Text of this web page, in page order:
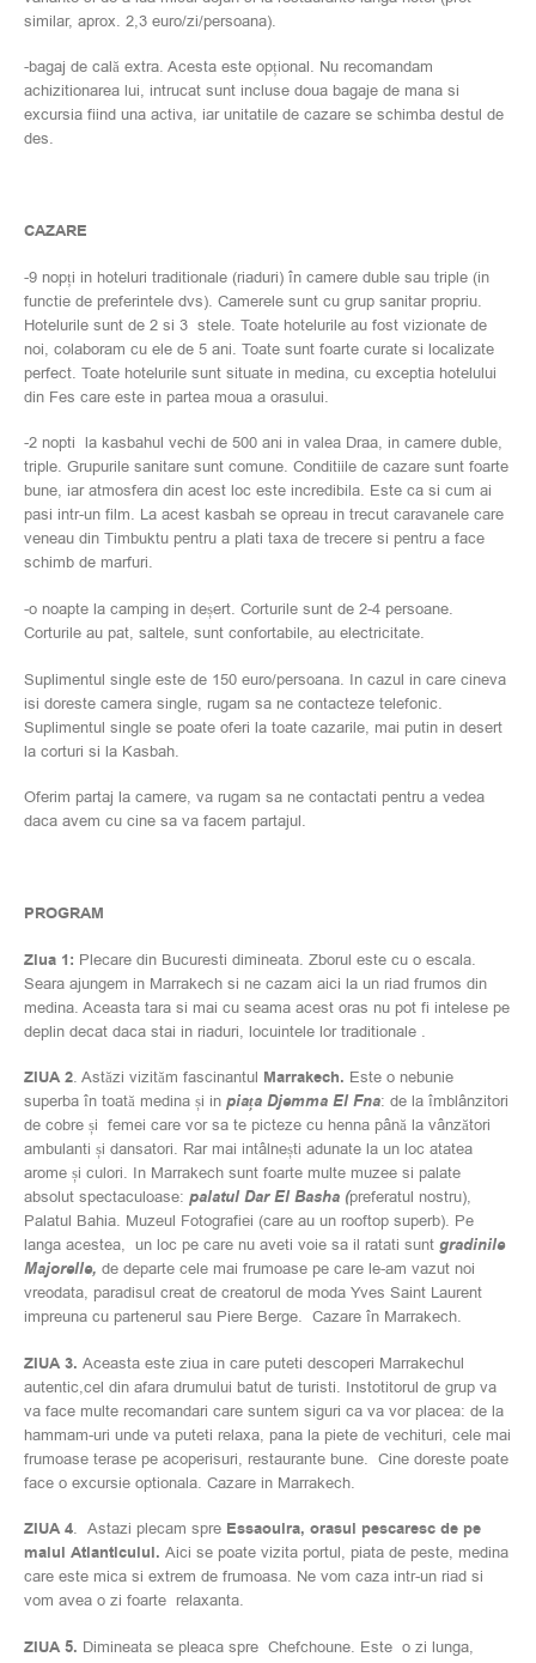
similar, aprox. 2,3 euro/zi/persoana).
-bagaj de cală extra. Acesta este opțional. Nu recomandam
achizitionarea lui, intrucat sunt incluse doua bagaje de mana si
excursia fiind una activa, iar unitatile de cazare se schimba destul de
des.
CAZARE
-9 nopți in hoteluri traditionale (riaduri) în camere duble sau triple (in
functie de preferintele dvs). Camerele sunt cu grup sanitar propriu.
Hotelurile sunt de 2 si 3 stele. Toate hotelurile au fost vizionate de
noi, colaboram cu ele de 5 ani. Toate sunt foarte curate si localizate
perfect. Toate hotelurile sunt situate in medina, cu exceptia hotelului
din Fes care este in partea moua a orasului.
-2 nopti la kasbahul vechi de 500 ani in valea Draa, in camere duble,
triple. Grupurile sanitare sunt comune. Conditiile de cazare sunt foarte
bune, iar atmosfera din acest loc este incredibila. Este ca si cum ai
pasi intr-un film. La acest kasbah se opreau in trecut caravanele care
veneau din Timbuktu pentru a plati taxa de trecere si pentru a face
schimb de marfuri.
-o noapte la camping in deșert. Corturile sunt de 2-4 persoane.
Corturile au pat, saltele, sunt confortabile, au electricitate.
Suplimentul single este de 150 euro/persoana. In cazul in care cineva
isi doreste camera single, rugam sa ne contacteze telefonic.
Suplimentul single se poate oferi la toate cazarile, mai putin in desert
la corturi si la Kasbah.
Oferim partaj la camere, va rugam sa ne contactati pentru a vedea
daca avem cu cine sa va facem partajul.
PROGRAM
Ziua 1: Plecare din Bucuresti dimineata. Zborul este cu o escala.
Seara ajungem in Marrakech si ne cazam aici la un riad frumos din
medina. Aceasta tara si mai cu seama acest oras nu pot fi intelese pe
deplin decat daca stai in riaduri, locuintele lor traditionale .
ZIUA 2. Astăzi vizităm fascinantul Marrakech. Este o nebunie
superba în toată medina și in piața Djemma El Fna: de la îmblânzitori
de cobre și femei care vor sa te picteze cu henna până la vânzători
ambulanti și dansatori. Rar mai intâlnești adunate la un loc atatea
arome și culori. In Marrakech sunt foarte multe muzee si palate
absolut spectaculoase: palatul Dar El Basha (preferatul nostru),
Palatul Bahia. Muzeul Fotografiei (care au un rooftop superb). Pe
langa acestea, un loc pe care nu aveti voie sa il ratati sunt gradinile
Majorelle, de departe cele mai frumoase pe care le-am vazut noi
vreodata, paradisul creat de creatorul de moda Yves Saint Laurent
impreuna cu partenerul sau Piere Berge. Cazare în Marrakech.
ZIUA 3. Aceasta este ziua in care puteti descoperi Marrakechul
autentic,cel din afara drumului batut de turisti. Instotitorul de grup va
va face multe recomandari care suntem siguri ca va vor placea: de la
hammam-uri unde va puteti relaxa, pana la piete de vechituri, cele mai
frumoase terase pe acoperisuri, restaurante bune. Cine doreste poate
face o excursie optionala. Cazare in Marrakech.
ZIUA 4. Astazi plecam spre Essaouira, orasul pescaresc de pe
malul Atlanticului. Aici se poate vizita portul, piata de peste, medina
care este mica si extrem de frumoasa. Ne vom caza intr-un riad si
vom avea o zi foarte relaxanta.
ZIUA 5. Dimineata se pleaca spre Chefchoune. Este o zi lunga,